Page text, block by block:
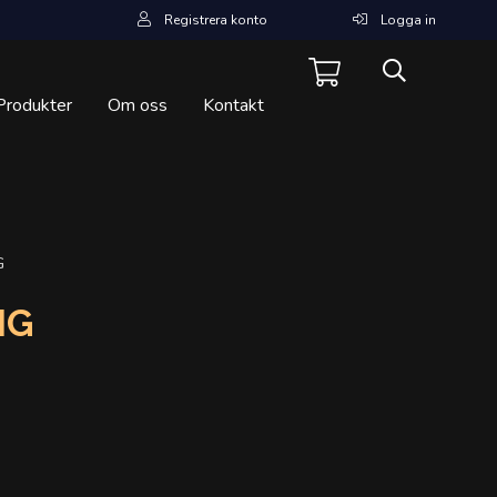
Registrera konto Logga in
Om oss Kontakt